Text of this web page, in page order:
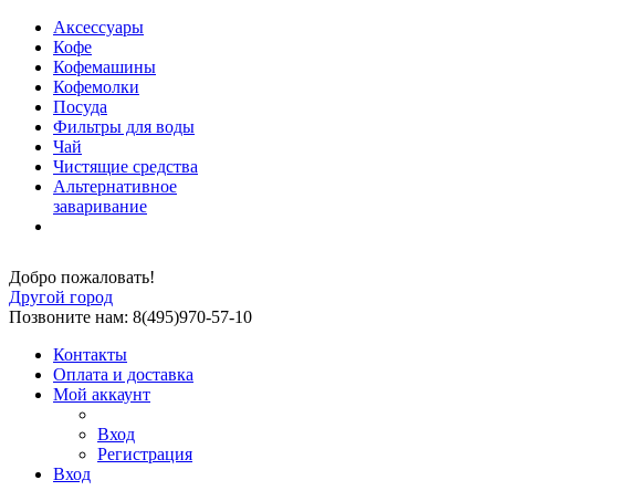
Аксессуары
Кофе
Кофемашины
Кофемолки
Посуда
Фильтры для воды
Чай
Чистящие средства
Альтернативное
заваривание
Добро пожаловать!
Другой город
Позвоните нам: 8(495)970-57-10
Контакты
Оплата и доставка
Мой аккаунт
Вход
Регистрация
Вход